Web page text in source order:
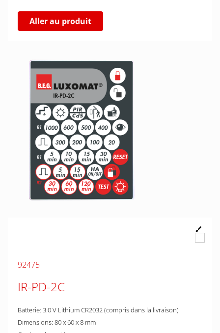
Aller au produit
92475
IR-PD-2C
Batterie: 3.0 V Lithium CR2032 (compris dans la livraison)
Dimensions: 80 x 60 x 8 mm